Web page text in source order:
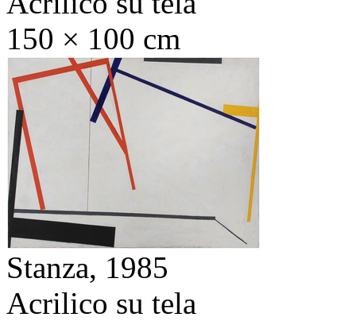
150 × 100 cm
Stanza, 1985
Acrilico su tela